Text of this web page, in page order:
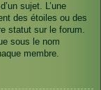
sujet. L’une
des étoiles ou des
statut sur le forum.
sous le nom
membre.